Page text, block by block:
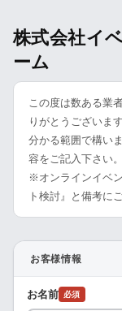
株式会社イ
ーム
この度は数ある業
りがとうございま
分かる範囲で構い
容をご記入下さい。
※オンラインイベ
ト検討』と備考に
お客様情報
お名前 必須